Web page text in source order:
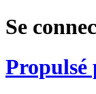
Se
Propulsé